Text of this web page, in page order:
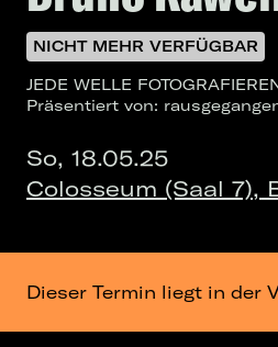
NICHT MEHR VERFÜGBAR
JEDE WELLE
Präsentiert von:
So, 18.05.25
Colosseum (Saal 7),
Dieser Termin liegt in der